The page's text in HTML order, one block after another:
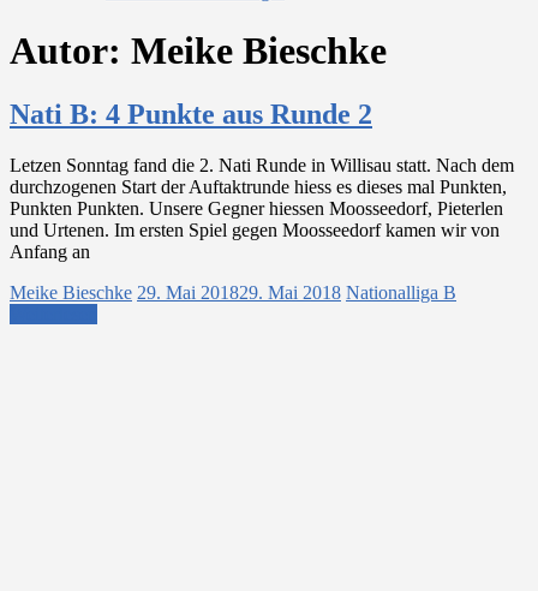
Autor: Meike Bieschke
Nati B: 4 Punkte aus Runde 2
Letzen Sonntag fand die 2. Nati Runde in Willisau statt. Nach dem
durchzogenen Start der Auftaktrunde hiess es dieses mal Punkten,
Punkten Punkten. Unsere Gegner hiessen Moosseedorf, Pieterlen
und Urtenen. Im ersten Spiel gegen Moosseedorf kamen wir von
Anfang an
Meike Bieschke 29. Mai 201829. Mai 2018 Nationalliga B